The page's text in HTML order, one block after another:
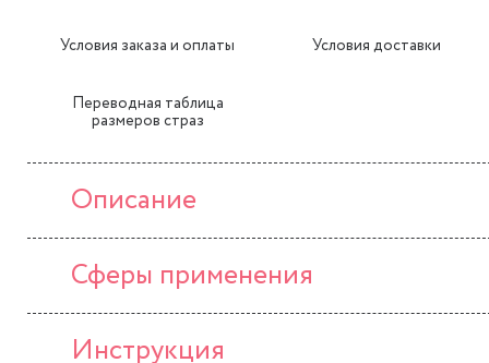
Условия заказа и оплаты Условия доставки
Переводная таблица
размеров страз
Описание
Сферы применения
Инструкция